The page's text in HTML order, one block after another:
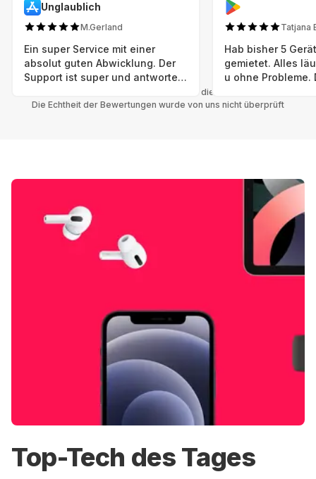
Unglaublich
M.Gerland
Ein super Service mit einer
absolut guten Abwicklung. Der
Support ist super und antworte
Tatjana
Hab bisher 5
gemietet. Alles
u ohne Probleme.
einwandfreien
Nachhaltig u wer
mal wieder ein
hat (Xbox,
Smartphone etc),
Grover nur
Möglichkeit
besteht nach
Alle Bewertungen beziehen sich auf die Grover App.
Die Echtheit der Bewertungen wurde von uns nicht überprüft
Top-Tech des Tages